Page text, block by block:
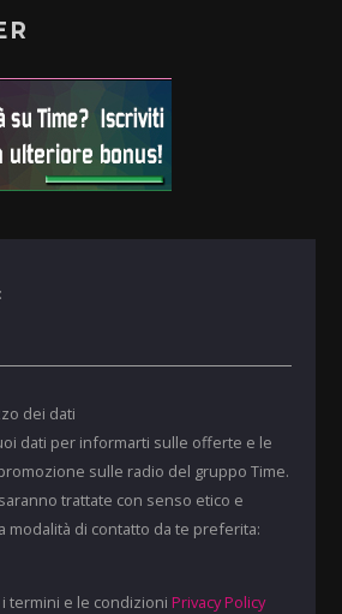
dei dati
dati per informarti sulle offerte e le
sulle radio del gruppo Time.
trattate con senso etico e
modalità di contatto da te preferita:
termini e le condizioni Privacy Policy